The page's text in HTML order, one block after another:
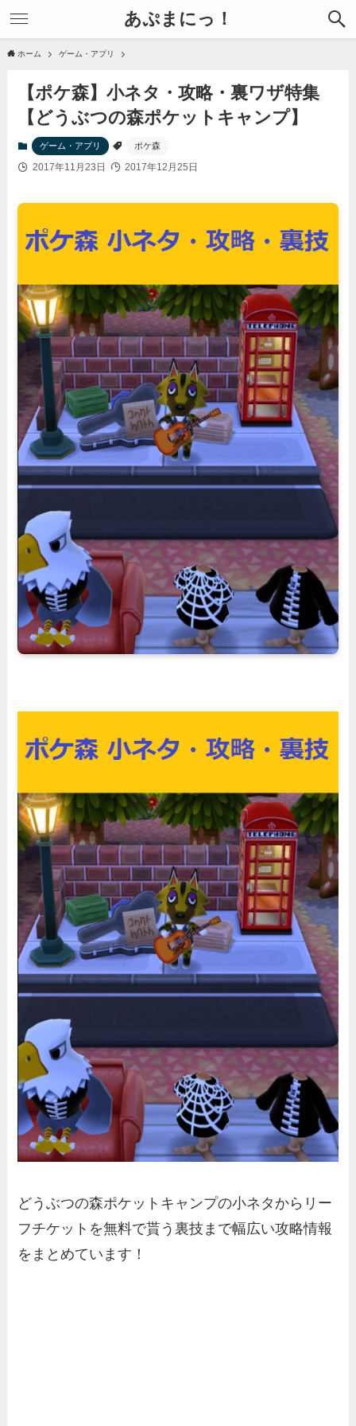
あぷまにっ！
ホーム ゲーム・アプリ
【ポケ森】小ネタ・攻略・裏ワザ特集
【どうぶつの森ポケットキャンプ】
ゲーム・アプリ ポケ森
2017年11月23日 2017年12月25日
どうぶつの森ポケットキャンプの小ネタからリー
フチケットを無料で貰う裏技まで幅広い攻略情報
をまとめています！